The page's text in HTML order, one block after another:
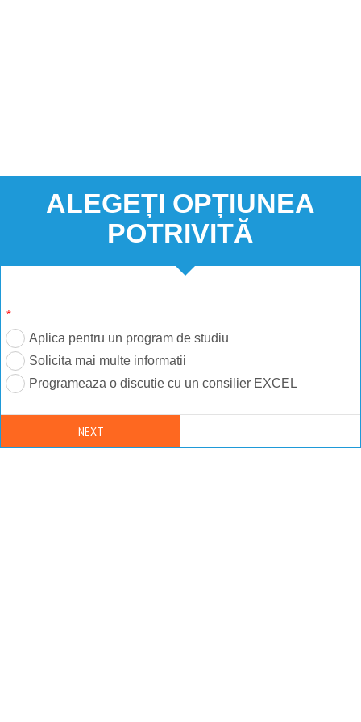
ALEGEȚI OPȚIUNEA
POTRIVITĂ
*
Aplica pentru un program de studiu
Solicita mai multe informatii
Programeaza o discutie cu un consilier EXCEL
NEXT